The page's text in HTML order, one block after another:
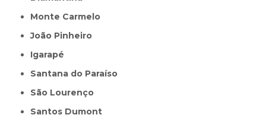
Monte Carmelo
João Pinheiro
Igarapé
Santana do Paraíso
São Lourenço
Santos Dumont